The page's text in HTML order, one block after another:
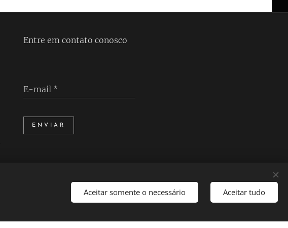
Entre em contato conosco
E-mail
ENVIAR
Aceitar somente o necessário Aceitar tudo